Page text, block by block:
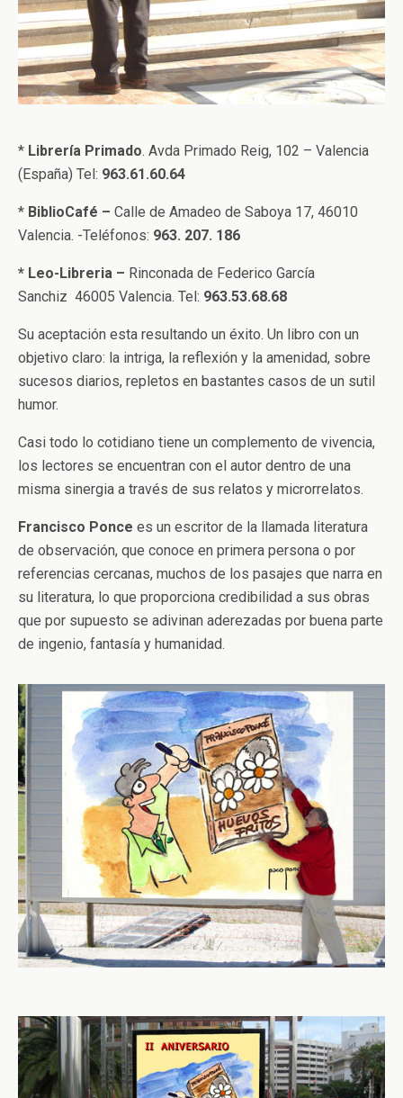
* Librería Primado. Avda Primado Reig, 102 – Valencia
(España) Tel: 963.61.60.64
* BiblioCafé – Calle de Amadeo de Saboya 17, 46010
Valencia. -Teléfonos: 963. 207. 186
* Leo-Libreria – Rinconada de Federico García
Sanchiz 46005 Valencia. Tel: 963.53.68.68
Su aceptación esta resultando un éxito. Un libro con un
objetivo claro: la intriga, la reflexión y la amenidad, sobre
sucesos diarios, repletos en bastantes casos de un sutil
humor.
Casi todo lo cotidiano tiene un complemento de vivencia,
los lectores se encuentran con el autor dentro de una
misma sinergia a través de sus relatos y microrrelatos.
Francisco Ponce es un escritor de la llamada literatura
de observación, que conoce en primera persona o por
referencias cercanas, muchos de los pasajes que narra en
su literatura, lo que proporciona credibilidad a sus obras
que por supuesto se adivinan aderezadas por buena parte
de ingenio, fantasía y humanidad.